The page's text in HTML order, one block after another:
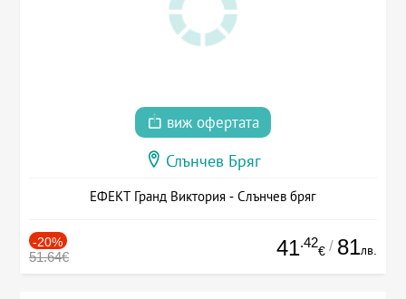
виж офертата
Слънчев Бряг
ЕФЕКТ Гранд Виктория - Слънчев бряг
-20%
51.64€ 41.42
€ / 81лв.